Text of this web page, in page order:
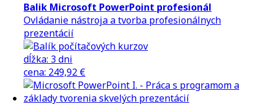
Balik Microsoft PowerPoint profesionál
Ovládanie nástroja a tvorba profesionálnych
prezentácií
dĺžka: 3 dni
cena: 249,92 €